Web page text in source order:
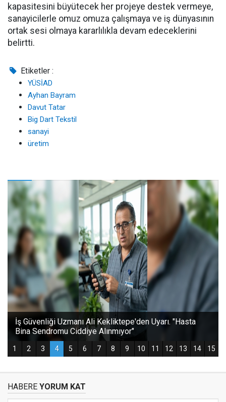
kapasitesini büyütecek her projeye destek vermeye,
sanayicilerle omuz omuza çalışmaya ve iş dünyasının
ortak sesi olmaya kararlılıkla devam edeceklerini
belirtti.
Etiketler :
YÜSİAD
Ayhan Bayram
Davut Tatar
Big Dart Tekstil
sanayi
üretim
HABERE YORUM KAT